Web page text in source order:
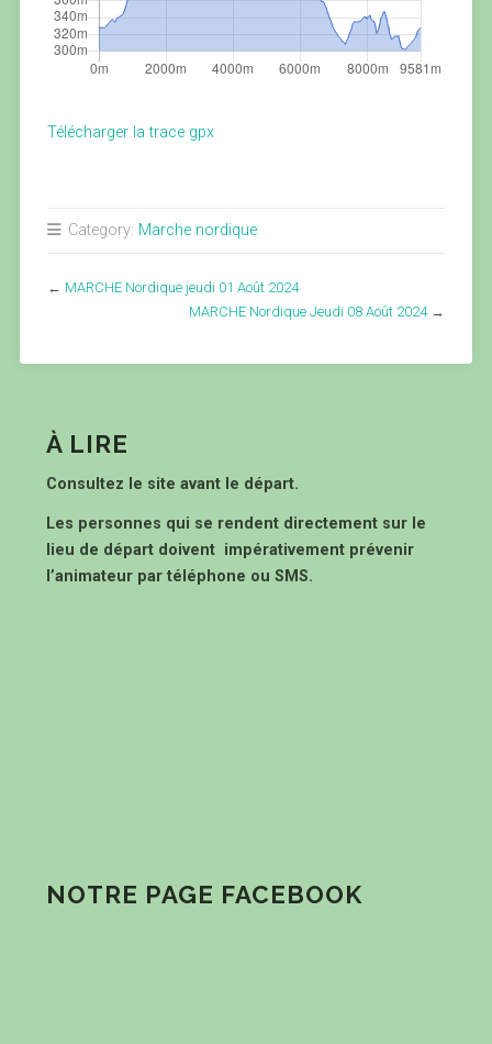
Télécharger la trace gpx
Category: Marche nordique
← MARCHE Nordique jeudi 01 Août 2024
MARCHE Nordique Jeudi 08 Août 2024→
À LIRE
Consultez le site avant le départ.
Les personnes qui se rendent directement sur le
lieu de départ doivent impérativement prévenir
l’animateur par téléphone ou SMS.
NOTRE PAGE FACEBOOK